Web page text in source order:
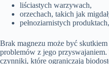
liściastych warzywach,
orzechach, takich jak
pełnoziarnistych
Brak magnezu może być
problemów z jego
czynniki, które ograniczają